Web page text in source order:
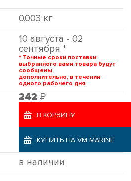
0.003 кг
10 августа - 02
сентября *
* Точные сроки поставки
выбранного вами товара будут
сообщены
дополнительно, в течении
одного рабочего дня
242 Р
В КОРЗИНУ
КУПИТЬ НА VM MARINE
в наличии